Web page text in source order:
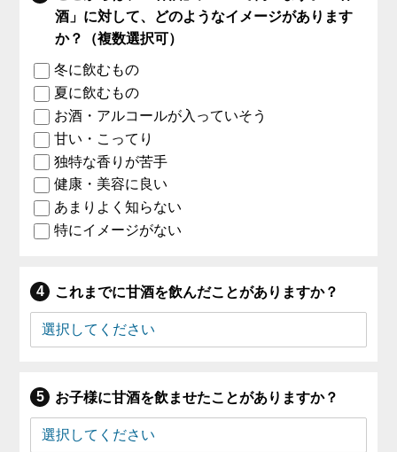
酒」に対して、どのようなイメージがあります
か？（複数選択可）
冬に飲むもの
夏に飲むもの
お酒・アルコールが入っていそう
甘い・こってり
独特な香りが苦手
健康・美容に良い
あまりよく知らない
特にイメージがない
これまでに甘酒を飲んだことがありますか？
お子様に甘酒を飲ませたことがありますか？